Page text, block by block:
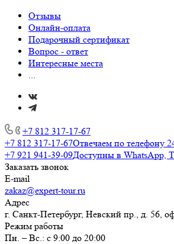
Отзывы
Онлайн-оплата
Подарочный сертификат
Вопрос - ответ
Интересные места
...
+7 812 317-17-67
+7 812 317-17-67Отвечаем по телефону
+7 921 941-39-09Доступны в WhatsApp,
Заказать звонок
E-mail
zakaz@expert-tour.ru
Адрес
г. Санкт-Петербург, Невский пр., д. 56,
Режим работы
Пн. – Вс.: с 9:00 до 20:00